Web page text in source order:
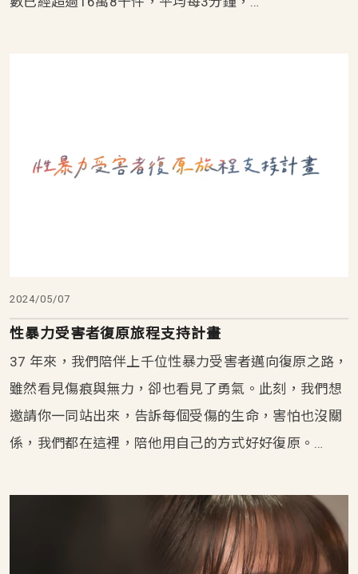
2024/05/07
性暴力受害者復原旅程支持計畫
37 年來，我們陪伴上千位性暴力受害者邁向復原之路，
雖然看見傷痕與無力，卻也看見了勇氣。此刻，我們想
邀請你一同站出來，告訴每個受傷的生命，害怕也沒關
係，我們都在這裡，陪他用自己的方式好好復原。…